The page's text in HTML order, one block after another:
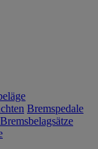
Bremspedale